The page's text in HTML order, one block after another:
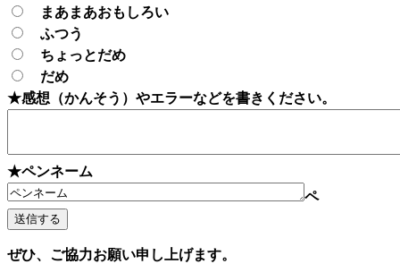
まあまあおもしろい
ふつう
ちょっとだめ
だめ
★感想（かんそう）やエラーなどを書きください。
★ペンネーム
ペ
ぜひ、ご協力お願い申し上げます。